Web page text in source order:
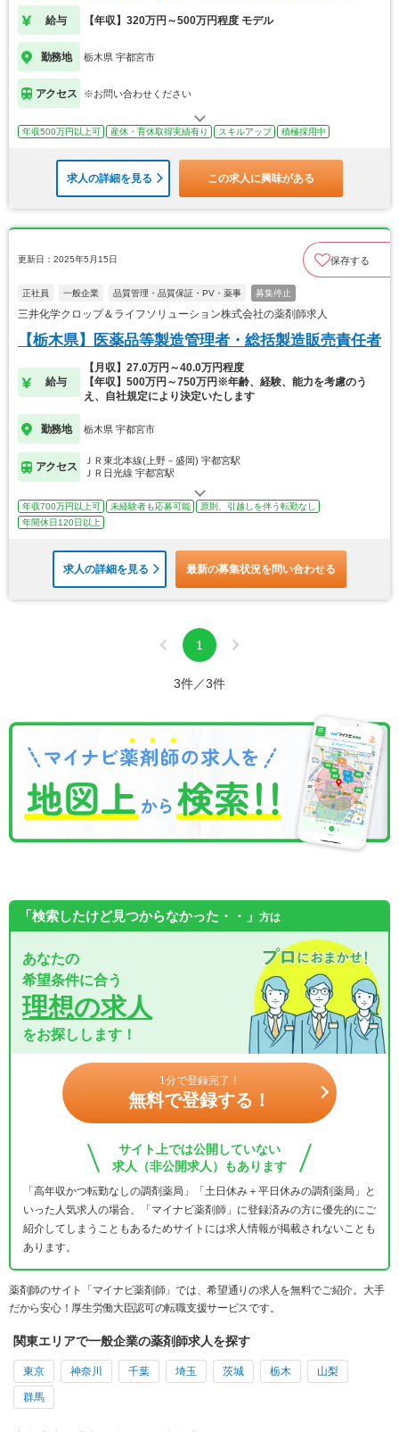
給与 【年収】320万円～500万円程度 モデル
勤務地 栃木県 宇都宮市
アクセス ※お問い合わせください
年収500万円以上可 産休・育休取得実績有り スキルアップ 積極採用中
求人の詳細を見る この求人に興味がある
更新日：2025年5月15日 保存する
正社員 一般企業 品質管理・品質保証・PV・薬事 募集停止
三井化学クロップ＆ライフソリューション株式会社の薬剤師求人
【栃木県】医薬品等製造管理者・総括製造販売責任者
給与
【月収】27.0万円～40.0万円程度
【年収】500万円～750万円※年齢、経験、能力を考慮のう
え、自社規定により決定いたします
勤務地 栃木県 宇都宮市
アクセス
ＪＲ東北本線(上野－盛岡) 宇都宮駅
ＪＲ日光線 宇都宮駅
年収700万円以上可 未経験者も応募可能
原則、引越しを伴う転勤なし
年間休日120日以上
求人の詳細を見る 最新の募集状況を問い合わせる
1
3件／3件
「検索したけど見つからなかった・・」 方は
あなたの
希望条件に合う
理想の求人
をお探しします！
1分で登録完了！
無料で登録する！
サイト上では公開していない
求人（非公開求人）もあります
「高年収かつ転勤なしの調剤薬局」「土日休み＋平日休みの調剤薬局」と
いった人気求人の場合、「マイナビ薬剤師」に登録済みの方に優先的にご
紹介してしまうこともあるためサイトには求人情報が掲載されないことも
あります。
薬剤師のサイト「マイナビ薬剤師」では、希望通りの求人を無料でご紹介。大手
だから安心！厚生労働大臣認可の転職支援サービスです。
関東エリアで一般企業の薬剤師求人を探す
東京 神奈川 千葉 埼玉 茨城 栃木 山梨
群馬